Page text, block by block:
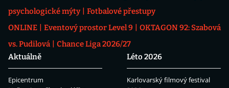
psychologické mýty
Fotbalové přestupy
ONLINE
Eventový prostor Level 9
OKTAGON 92: Szabová
vs. Pudilová
Chance Liga 2026/27
Aktuálně
Epicentrum
Léto 2026
Karlovarský filmový festival